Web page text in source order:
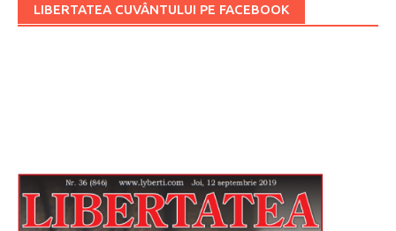
LIBERTATEA CUVÂNTULUI PE FACEBOOK